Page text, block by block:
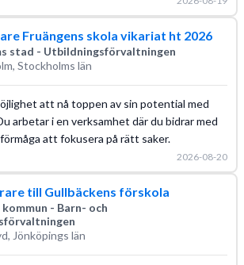
Fruängens skola vikariat ht 2026
stad - Utbildningsförvaltningen
Stockholms län
att nå toppen av sin potential med
arbetar i en verksamhet där du bidrar med
att fokusera på rätt saker.
2026-08-20
till Gullbäckens förskola
- Barn- och
Jönköpings län